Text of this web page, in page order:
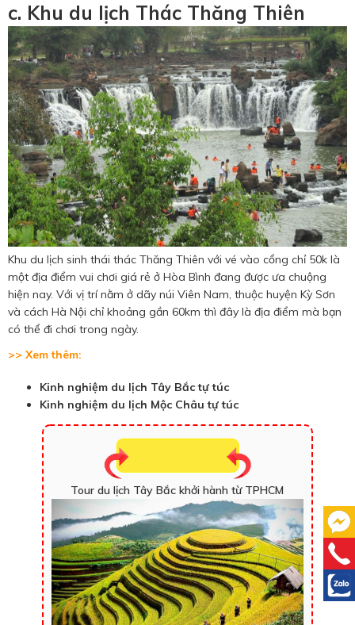
c. Khu du lịch Thác Thăng Thiên
Khu du lịch sinh thái thác Thăng Thiên với vé vào cổng chỉ 50k là
một địa điểm vui chơi giá rẻ ở Hòa Bình đang được ưa chuộng
hiện nay. Với vị trí nằm ở dãy núi Viên Nam, thuộc huyện Kỳ Sơn
và cách Hà Nội chỉ khoảng gần 60km thì đây là địa điểm mà bạn
có thể đi chơi trong ngày.
>> Xem thêm:
Kinh nghiệm du lịch Tây Bắc tự túc
Kinh nghiệm du lịch Mộc Châu tự túc
Tour du lịch Tây Bắc khởi hành từ TPHCM